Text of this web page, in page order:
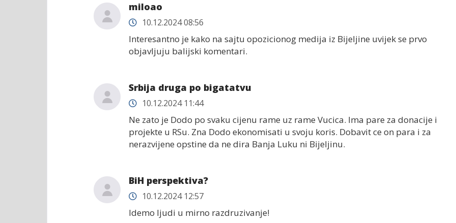
miloao
10.12.2024 08:56
Interesantno je kako na sajtu opozicionog medija iz Bijeljine uvijek se prvo
objavljuju balijski komentari.
Srbija druga po bigatatvu
10.12.2024 11:44
Ne zato je Dodo po svaku cijenu rame uz rame Vucica. Ima pare za donacije i
projekte u RSu. Zna Dodo ekonomisati u svoju koris. Dobavit ce on para i za
nerazvijene opstine da ne dira Banja Luku ni Bijeljinu.
BiH perspektiva?
10.12.2024 12:57
Idemo ljudi u mirno razdruzivanje!